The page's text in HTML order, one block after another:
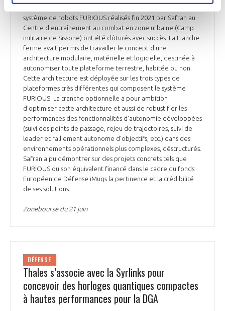
système de robots FURIOUS réalisés fin 2021 par Safran au
Centre d'entraînement au combat en zone urbaine (Camp
militaire de Sissone) ont été clôturés avec succès. La tranche
ferme avait permis de travailler le concept d'une
architecture modulaire, matérielle et logicielle, destinée à
autonomiser toute plateforme terrestre, habitée ou non.
Cette architecture est déployée sur les trois types de
plateformes très différentes qui composent le système
FURIOUS. La tranche optionnelle a pour ambition
d'optimiser cette architecture et aussi de robustifier les
performances des fonctionnalités d'autonomie développées
(suivi des points de passage, rejeu de trajectoires, suivi de
leader et ralliement autonome d'objectifs, etc.) dans des
environnements opérationnels plus complexes, déstructurés.
Safran a pu démontrer sur des projets concrets tels que
FURIOUS ou son équivalent financé dans le cadre du fonds
Européen de Défense iMugs la pertinence et la crédibilité
de ses solutions.
Zonebourse du 21 juin
DÉFENSE
Thales s’associe avec la Syrlinks pour
concevoir des horloges quantiques compactes
à hautes performances pour la DGA